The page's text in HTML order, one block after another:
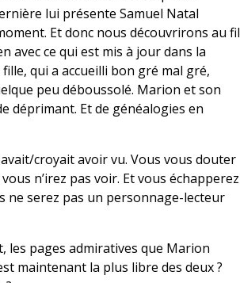
lui présente Samuel Natal
Et donc nous découvrirons au fil
avec ce qui est mis à jour dans la
qui a accueilli bon gré mal gré,
peu déboussolé. Marion et son
déprimant. Et de généalogies en
croyait avoir vu. Vous vous douter
n’irez pas voir. Et vous échapperez
ne serez pas un personnage-lecteur
les pages admiratives que Marion
maintenant la plus libre des deux ?